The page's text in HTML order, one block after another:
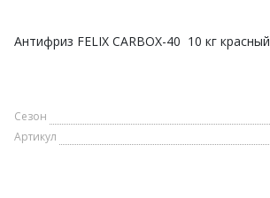
Антифриз FELIX CARBOX-40 10 кг красный
Сезон
Артикул